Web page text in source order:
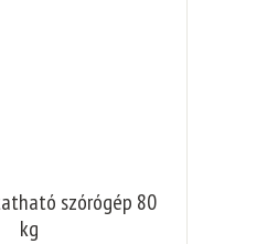
szórógép 80
kg